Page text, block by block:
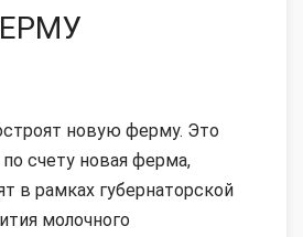
новую ферму. Это
счету новая ферма,
в рамках губернаторской
молочного